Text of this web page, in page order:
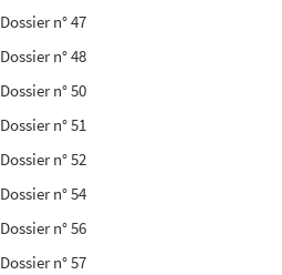
Dossier n° 47
Dossier n° 48
Dossier n° 50
Dossier n° 51
Dossier n° 52
Dossier n° 54
Dossier n° 56
Dossier n° 57